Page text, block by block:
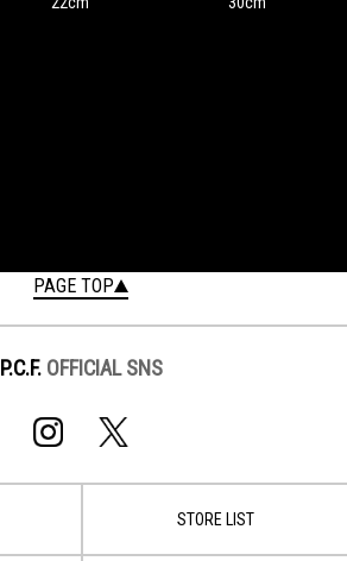
PAGE TOP
P.C.F. OFFICIAL SNS
STORE LIST